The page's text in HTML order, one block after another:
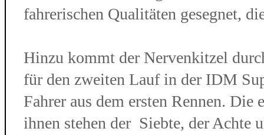
fahrerischen Qualitäten gesegnet,
Hinzu kommt der Nervenkitzel
für den zweiten Lauf in der IDM
Fahrer aus dem ersten Rennen.
ihnen stehen der Siebte, der Achte